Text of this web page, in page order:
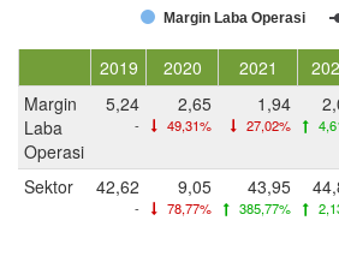
Margin Laba Operasi
2019 2020 2021
Margin
Laba
Operasi
5,24
-
2,65
49,31%
1,94
27,02%
Sektor 42,62
-
9,05
78,77%
43,95
385,77%